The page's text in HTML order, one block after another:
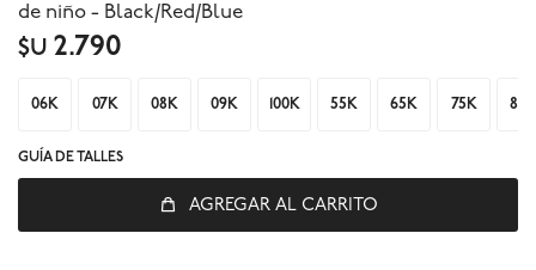
de niño - Black/Red/Blue
$U 2.790
06K 07K 08K 09K 100K 55K 65K 75K 85K
GUÍA DE TALLES
AGREGAR AL CARRITO
